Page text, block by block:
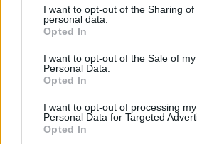
not limited to your visit or usage
grant or deny consent to Google and
use your data for below specified
consent section.
I want to opt-out of the Sharing of
personal data.
Opted In
I want to opt-out of the Sale of my
Personal Data.
Opted In
I want to opt-out of processing my
Personal Data for Targeted
Opted In
ANNYI VIRÁGOT HOZ MAJD A
Ettől lesz a tiéd a leggyönyörűbb
24 óra